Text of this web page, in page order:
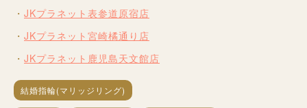
JKプラネット表参道原宿店
JKプラネット宮崎橘通り店
JKプラネット鹿児島天文館店
結婚指輪(マリッジリング)